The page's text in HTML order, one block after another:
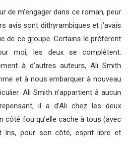
de m’engager dans ce roman, peur
avis sont dithyrambiques et j’avais
de ce groupe. Certains le préfèrent
moi, les deux se complètent.
à d’autres auteurs, Ali Smith
et à nous embarquer à nouveau
Ali Smith n’appartient à aucun
il a d’Ali chez les deux
côté fou qu’elle cache à tous (avec
Iris, pour son côté, esprit libre et